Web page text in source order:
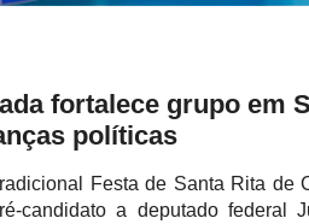
fortalece grupo em
políticas
Festa de Santa Rita de
candidato a deputado federal